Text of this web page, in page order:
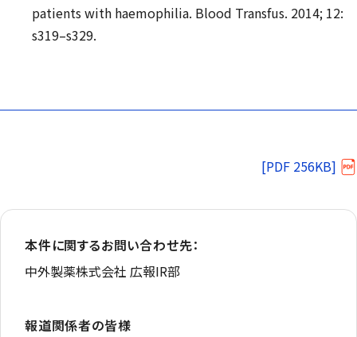
patients with haemophilia. Blood Transfus. 2014; 12:
s319–s329.
[PDF 256KB]
本件に関するお問い合わせ先：
中外製薬株式会社 広報IR部
報道関係者の皆様